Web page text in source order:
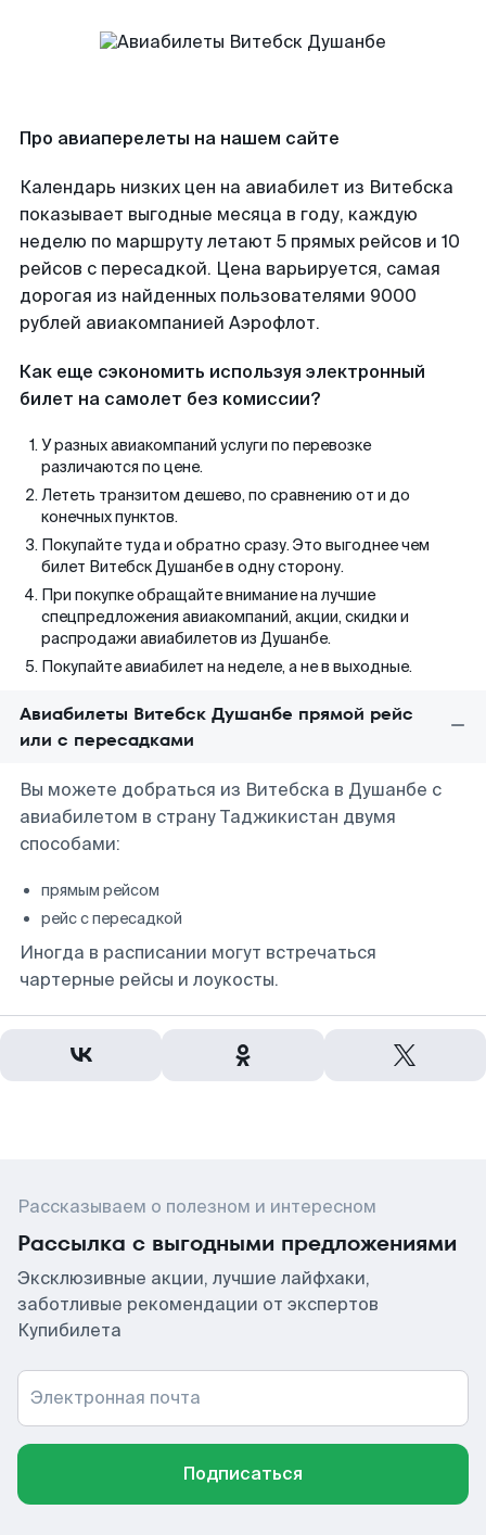
Про авиаперелеты на нашем сайте
Календарь низких цен на авиабилет из Витебска
показывает выгодные месяца в году, каждую
неделю по маршруту летают 5 прямых рейсов и 10
рейсов с пересадкой. Цена варьируется, самая
дорогая из найденных пользователями 9000
рублей авиакомпанией Аэрофлот.
Как еще сэкономить используя электронный
билет на самолет без комиссии?
У разных авиакомпаний услуги по перевозке
различаются по цене.
Лететь транзитом дешево, по сравнению от и до
конечных пунктов.
Покупайте туда и обратно сразу. Это выгоднее чем
билет Витебск Душанбе в одну сторону.
При покупке обращайте внимание на лучшие
спецпредложения авиакомпаний, акции, скидки и
распродажи авиабилетов из Душанбе.
Покупайте авиабилет на неделе, а не в выходные.
Авиабилеты Витебск Душанбе прямой рейс
или с пересадками
Вы можете добраться из Витебска в Душанбе с
авиабилетом в страну Таджикистан двумя
способами:
прямым рейсом
рейс с пересадкой
Иногда в расписании могут встречаться
чартерные рейсы и лоукосты.
Рассказываем о полезном и интересном
Рассылка с выгодными предложениями
Эксклюзивные акции, лучшие лайфхаки,
заботливые рекомендации от экспертов
Купибилета
Электронная почта
Подписаться